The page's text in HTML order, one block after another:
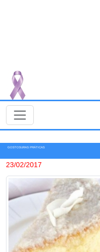
GOSTOSURAS PRÁTICAS
23/02/2017